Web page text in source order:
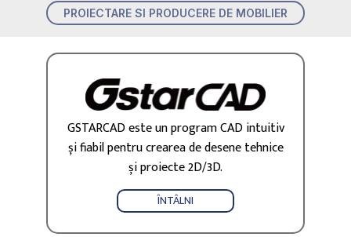
PROIECTARE SI PRODUCERE DE MOBILIER
GSTARCAD este un program CAD intuitiv
și fiabil pentru crearea de desene tehnice
și proiecte 2D/3D.
ÎNTÂLNI